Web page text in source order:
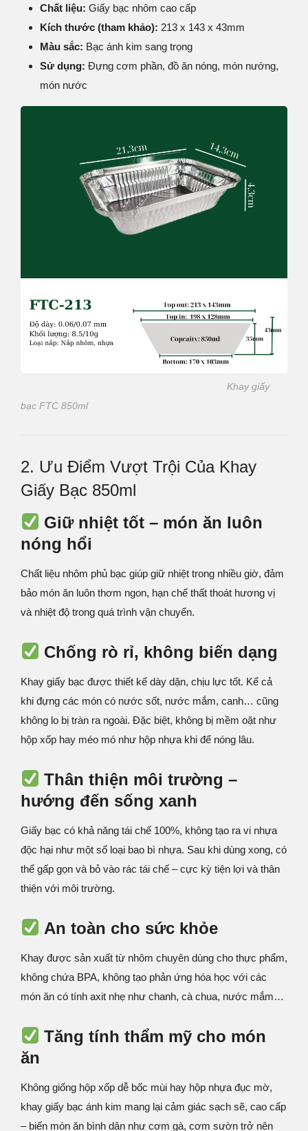
Chất liệu: Giấy bạc nhôm cao cấp
Kích thước (tham khảo): 213 x 143 x 43mm
Màu sắc: Bạc ánh kim sang trọng
Sử dụng: Đựng cơm phần, đồ ăn nóng, món nướng,
món nước
Khay giấy
bạc FTC 850ml
2. Ưu Điểm Vượt Trội Của Khay
Giấy Bạc 850ml
Giữ nhiệt tốt – món ăn luôn
nóng hổi
Chất liệu nhôm phủ bạc giúp giữ nhiệt trong nhiều giờ, đảm
bảo món ăn luôn thơm ngon, hạn chế thất thoát hương vị
và nhiệt độ trong quá trình vận chuyển.
Chống rò rỉ, không biến dạng
Khay giấy bạc được thiết kế dày dặn, chịu lực tốt. Kể cả
khi đựng các món có nước sốt, nước mắm, canh… cũng
không lo bị tràn ra ngoài. Đặc biệt, không bị mềm oặt như
hộp xốp hay méo mó như hộp nhựa khi để nóng lâu.
Thân thiện môi trường –
hướng đến sống xanh
Giấy bạc có khả năng tái chế 100%, không tạo ra vi nhựa
độc hại như một số loại bao bì nhựa. Sau khi dùng xong, có
thể gấp gọn và bỏ vào rác tái chế – cực kỳ tiện lợi và thân
thiện với môi trường.
An toàn cho sức khỏe
Khay được sản xuất từ nhôm chuyên dùng cho thực phẩm,
không chứa BPA, không tạo phản ứng hóa học với các
món ăn có tính axit nhẹ như chanh, cà chua, nước mắm…
Tăng tính thẩm mỹ cho món
ăn
Không giống hộp xốp dễ bốc mùi hay hộp nhựa đục mờ,
khay giấy bạc ánh kim mang lại cảm giác sạch sẽ, cao cấp
– biến món ăn bình dân như cơm gà, cơm sườn trở nên